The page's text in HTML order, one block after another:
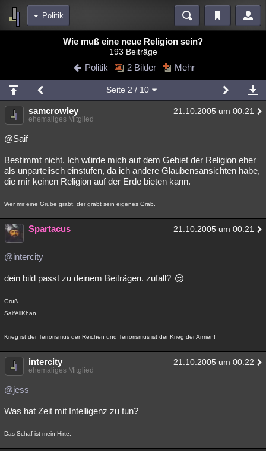
Politik
Blogs Videos
Chat Wiki Neuigkeiten
meine Rubriken
Menschen Wissenschaft Mystery Kriminalfälle
Spiritualität
Natur Umfragen Unterhaltung
weitere Rubriken
Astronomie Helpdesk Gruppen Gaming Filme
Musik
Übersichten
Besucht Teilgenommen Alle Neue
Lesenswert
Wie muß eine neue Religion sein?
193 Beiträge
Politik 2 Bilder Mehr
Seite 2 / 10
samcrowley 21.10.2005 um 00:21
ehemaliges Mitglied
@Saif
Bestimmt nicht. Ich würde mich auf dem Gebiet der Religion eher
als unparteiisch einstufen, da ich andere Glaubensansichten habe,
die mir keinen Religion auf der Erde bieten kann.
Wer mir eine Grube gräbt, der gräbt sein eigenes Grab.
Spartacus 21.10.2005 um 00:21
@intercity
dein bild passt zu deinem Beiträgen. zufall?
Gruß
SaifAliKhan
Krieg ist der Terrorismus der Reichen und Terrorismus ist der Krieg der Armen!
intercity 21.10.2005 um 00:22
ehemaliges Mitglied
@jess
Was hat Zeit mit Intelligenz zu tun?
Das Schaf ist mein Hirte.